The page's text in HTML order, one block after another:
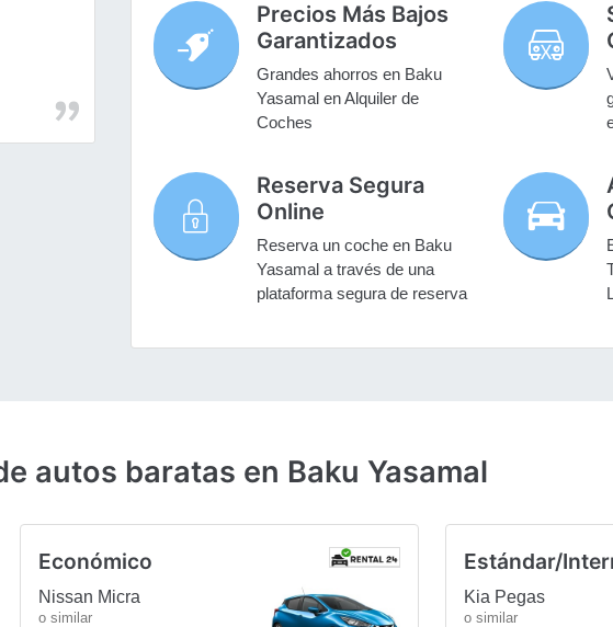
Precios Más Bajos
Garantizados
Grandes ahorros en Baku
Yasamal en Alquiler de
Coches
Reserva Segura
Online
Reserva un coche en Baku
Yasamal a través de una
plataforma segura de reserva
autos baratas en Baku Yasamal
Económico
Nissan Micra
o similar
Estándar/
Kia Pegas
o similar